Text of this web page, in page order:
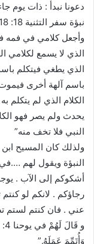
دعونا نبدأ : ذات يوم
وأجعل كلامي في فمه
الذي لا يسمع لكلامي
الذي يطغي فيتكلم
باسم آلهة أخرى
الكلام الذي لم يتكلم
يحدث ولم يصر فهو
النبي فلا تخف منه”
ولذلك كان المسيح ابن
أشكوكم إلى الآب .
رجاؤكم . لانكم لو
عني . فان كنتم لستم
وَأُتَمِّمَ عَمَلَهُ.”